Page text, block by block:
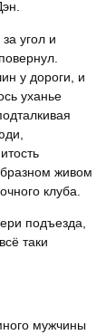
угол и
у дороги, и
уханье
живом
клуба.
подъезда,
таки
мужчины